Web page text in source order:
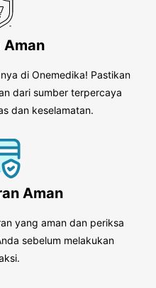
Aman
di Onemedika! Pastikan
dari sumber terpercaya
dan keselamatan.
Aman
yang aman dan periksa
sebelum melakukan